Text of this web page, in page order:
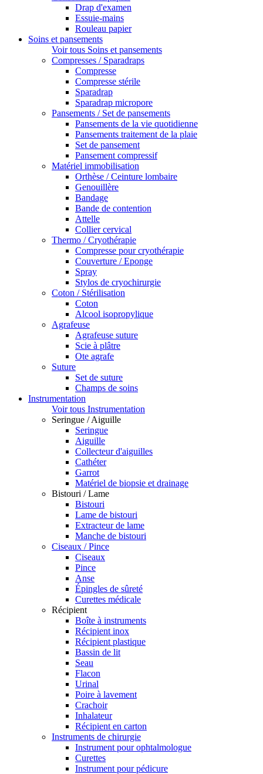
Drap d'examen
Essuie-mains
Rouleau papier
Soins et pansements
Voir tous Soins et pansements
Compresses / Sparadraps
Compresse
Compresse stérile
Sparadrap
Sparadrap micropore
Pansements / Set de pansements
Pansements de la vie quotidienne
Pansements traitement de la plaie
Set de pansement
Pansement compressif
Matériel immobilisation
Orthèse / Ceinture lombaire
Genouillère
Bandage
Bande de contention
Attelle
Collier cervical
Thermo / Cryothérapie
Compresse pour cryothérapie
Couverture / Eponge
Spray
Stylos de cryochirurgie
Coton / Stérilisation
Coton
Alcool isopropylique
Agrafeuse
Agrafeuse suture
Scie à plâtre
Ote agrafe
Suture
Set de suture
Champs de soins
Instrumentation
Voir tous Instrumentation
Seringue / Aiguille
Seringue
Aiguille
Collecteur d'aiguilles
Cathéter
Garrot
Matériel de biopsie et drainage
Bistouri / Lame
Bistouri
Lame de bistouri
Extracteur de lame
Manche de bistouri
Ciseaux / Pince
Ciseaux
Pince
Anse
Épingles de sûreté
Curettes médicale
Récipient
Boîte à instruments
Récipient inox
Récipient plastique
Bassin de lit
Seau
Flacon
Urinal
Poire à lavement
Crachoir
Inhalateur
Récipient en carton
Instruments de chirurgie
Instrument pour ophtalmologue
Curettes
Instrument pour pédicure